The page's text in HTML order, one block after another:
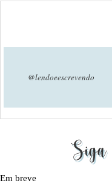
@lendoeescrevendo
Em breve